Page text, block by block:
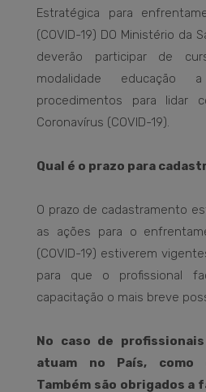
Estratégica para
(COVID-19) DO Ministério da
deverão participar de
modalidade educação
procedimentos para lidar
Coronavírus (COVID-19).
Qual é o prazo para
O prazo de cadastramento
as ações para o
(COVID-19) estiverem
para que o profissional
capacitação o mais breve
No caso de
atuam no País, como
Também são obrigados a